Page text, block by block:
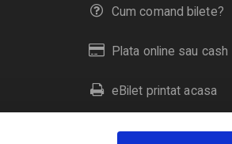
Cum comand bilete?
Plata online sau cash
eBilet printat acasa
Livrare prin curier